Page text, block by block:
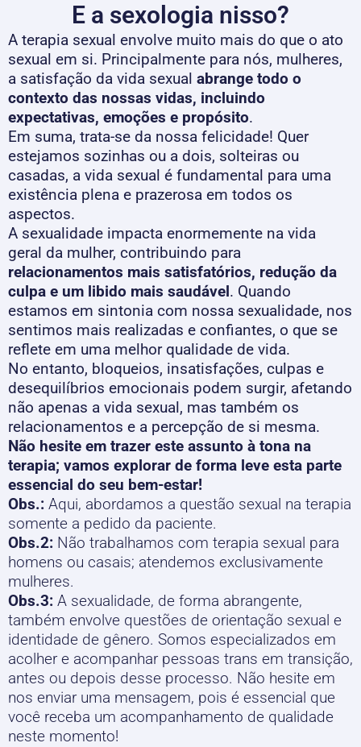
E a sexologia nisso?
A terapia sexual envolve muito mais do que o ato
sexual em si. Principalmente para nós, mulheres,
a satisfação da vida sexual abrange todo o
contexto das nossas vidas, incluindo
expectativas, emoções e propósito.
Em suma, trata-se da nossa felicidade! Quer
estejamos sozinhas ou a dois, solteiras ou
casadas, a vida sexual é fundamental para uma
existência plena e prazerosa em todos os
aspectos.
A sexualidade impacta enormemente na vida
geral da mulher, contribuindo para
relacionamentos mais satisfatórios, redução da
culpa e um libido mais saudável. Quando
estamos em sintonia com nossa sexualidade, nos
sentimos mais realizadas e confiantes, o que se
reflete em uma melhor qualidade de vida.
No entanto, bloqueios, insatisfações, culpas e
desequilíbrios emocionais podem surgir, afetando
não apenas a vida sexual, mas também os
relacionamentos e a percepção de si mesma.
Não hesite em trazer este assunto à tona na
terapia; vamos explorar de forma leve esta parte
essencial do seu bem-estar!
Obs.: Aqui, abordamos a questão sexual na terapia
somente a pedido da paciente.
Obs.2: Não trabalhamos com terapia sexual para
homens ou casais; atendemos exclusivamente
mulheres.
Obs.3: A sexualidade, de forma abrangente,
também envolve questões de orientação sexual e
identidade de gênero. Somos especializados em
acolher e acompanhar pessoas trans em transição,
antes ou depois desse processo. Não hesite em
nos enviar uma mensagem, pois é essencial que
você receba um acompanhamento de qualidade
neste momento!